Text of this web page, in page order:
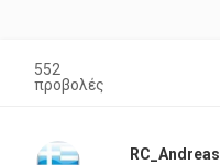
552
προβολές
RC_Andreas